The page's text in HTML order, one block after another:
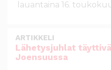
lauantaina 16.
ARTIKKELI
Lähetysjuhlat
Joensuussa